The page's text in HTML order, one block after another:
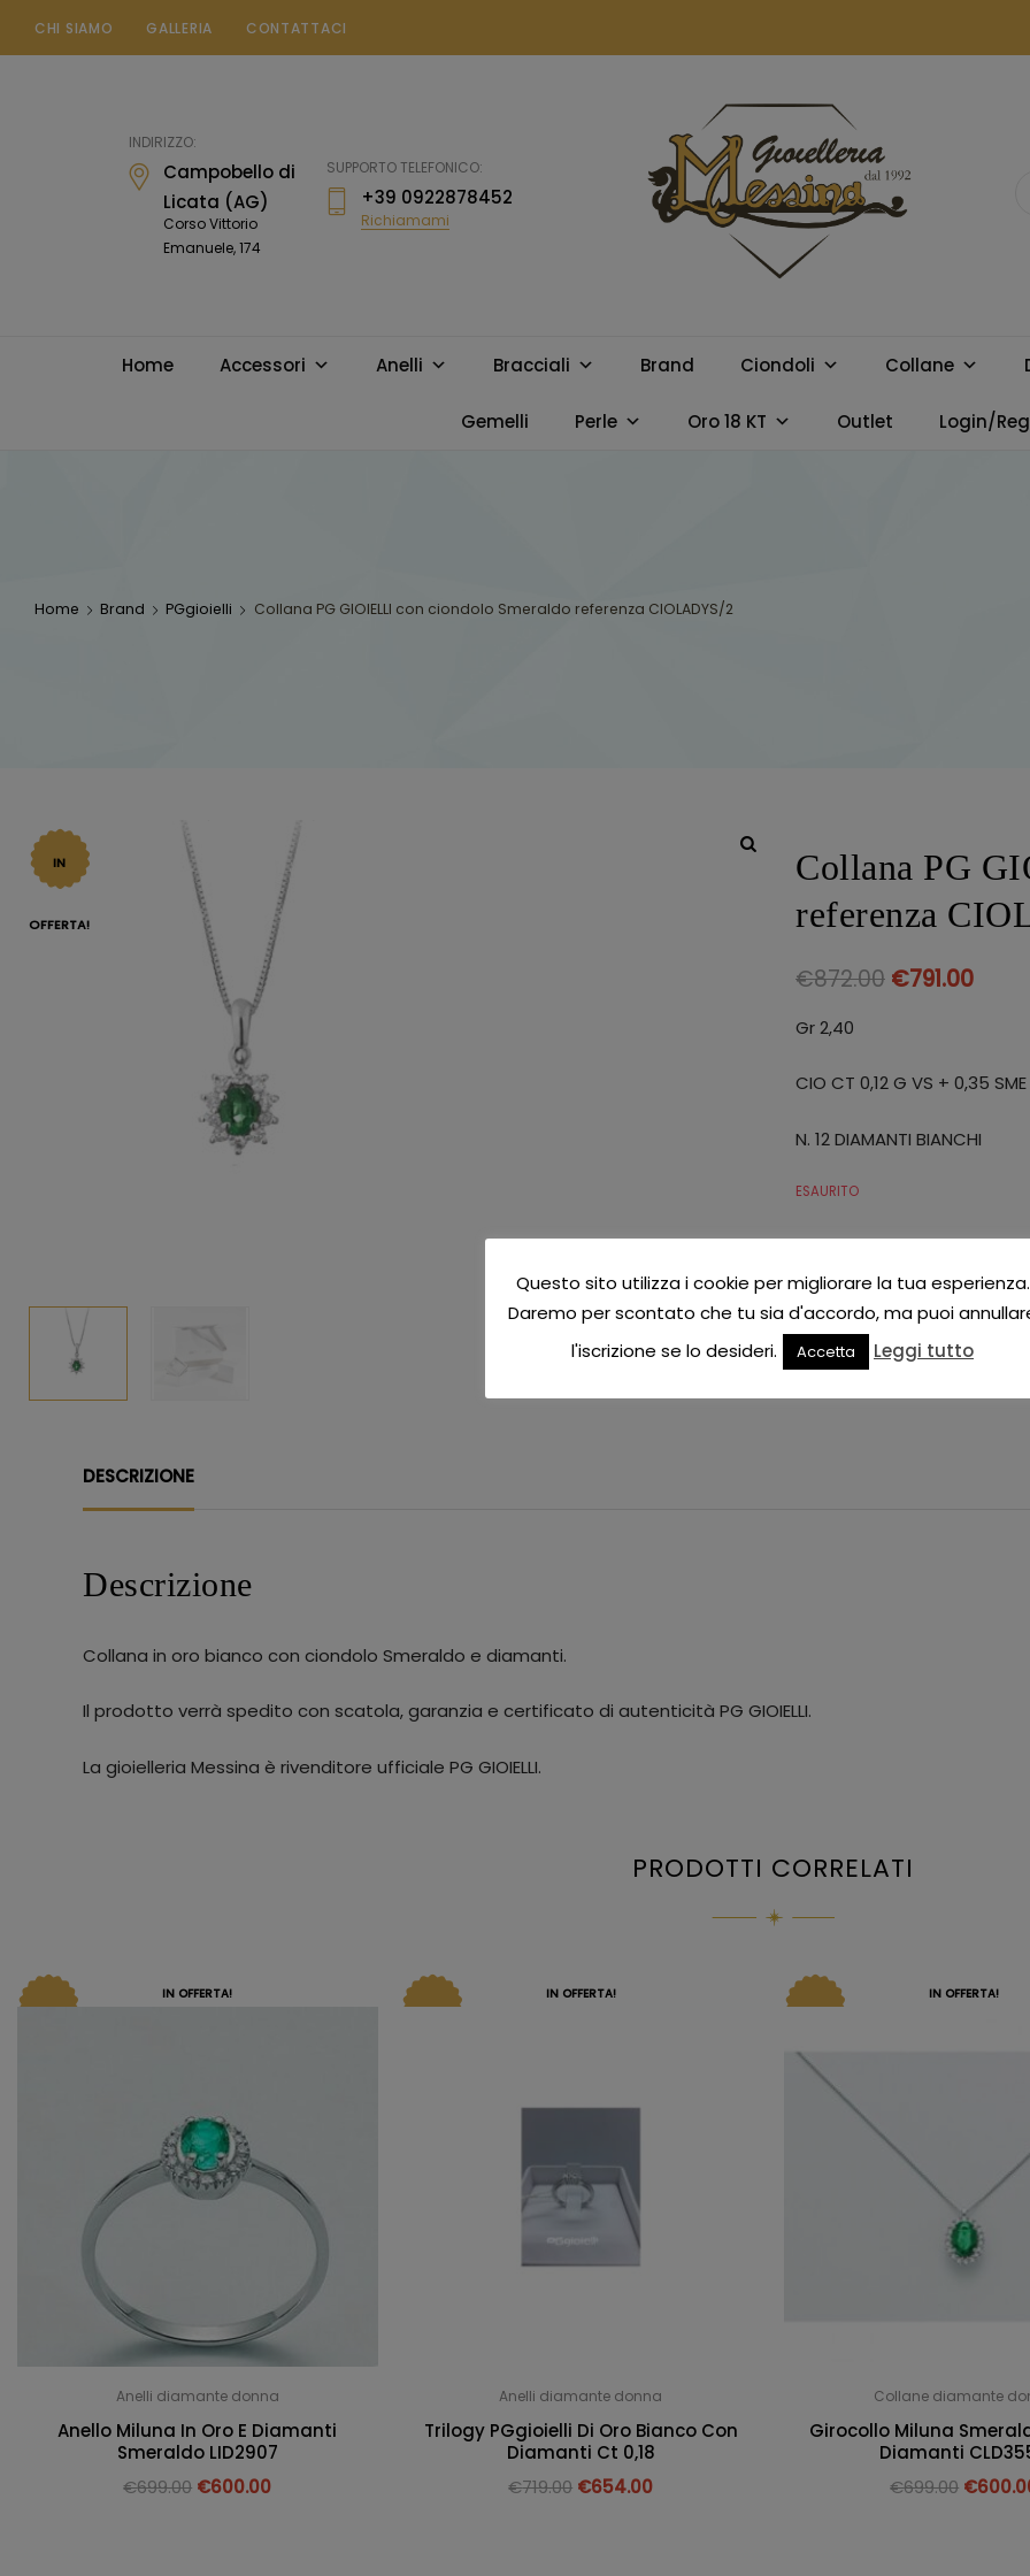
CHI SIAMO GALLERIA CONTATTACI
INDIRIZZO:
Campobello di
Licata (AG)
Corso Vittorio
Emanuele, 174
SUPPORTO TELEFONICO:
+39 0922878452
Richiamami
MESSINA
CAMPOBELLO
migliori marchi.
Home Accessori Anelli Bracciali Brand Ciondoli Collane
Gemelli Perle Oro 18 KT Outlet Login/
Home Brand PGgioielli Collana PG GIOIELLI con ciondolo Smeraldo referenza CIOLADYS/2
IN
OFFERTA!
Collana PG
referenza
€872.00 €791.00
Gr 2,40
CIO CT 0,12 G VS + 0,35 SME
N. 12 DIAMANTI BIANCHI
ESAURITO
COD:CIOLADYS/2
CATEGORIE: COLLANE DIAMANTE
TAG:COLLANA DIAMANTI
DESCRIZIONE
Descrizione
Collana in oro bianco con ciondolo Smeraldo e diamanti.
Il prodotto verrà spedito con scatola, garanzia e certificato di autenticità PG GIOIELLI.
La gioielleria Messina è rivenditore ufficiale PG GIOIELLI.
PRODOTTI CORRELATI
IN OFFERTA!
Anelli diamante donna
Anello Miluna In Oro E Diamanti
Smeraldo LID2907
€699.00 €600.00
IN OFFERTA!
Anelli diamante donna
Trilogy PGgioielli Di Oro Bianco Con
Diamanti Ct 0,18
€719.00 €654.00
IN OFFERTA!
Collane diamante
Girocollo Miluna
Diamanti
€699.00 €
Questo sito utilizza i cookie per migliorare la tua esperienza.
Daremo per scontato che tu sia d'accordo, ma puoi
l'iscrizione se lo desideri.
Accetta Leggi tutto